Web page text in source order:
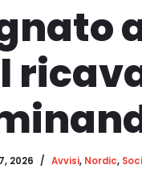
2026 Avvisi, Nordic,